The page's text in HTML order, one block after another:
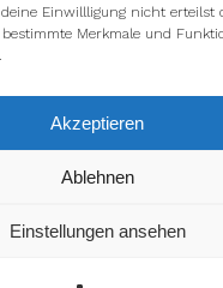
Einwillligung nicht erteilst
Merkmale und
Akzeptieren
Ablehnen
Einstellungen ansehen
um dir die
kannst du erfahren, welche
ausschalten.